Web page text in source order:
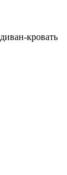
кровать